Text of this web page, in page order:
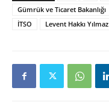
Gümrük ve Ticaret Bakanlığı
İTSO
Levent Hakkı Yılmaz